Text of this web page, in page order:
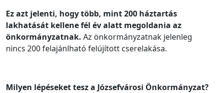
Ez azt jelenti, hogy több, mint 200 háztartás
lakhatását kellene fél év alatt megoldania az
önkormányzatnak. Az önkormányzatnak jelenleg
nincs 200 felajánlható felújított cserelakása.
Milyen lépéseket tesz a Józsefvárosi Önkormányzat?